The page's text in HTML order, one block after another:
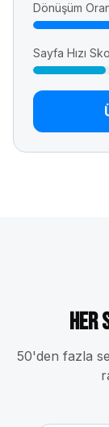
Dönüşüm
Sayfa Hızı
Her
50'den fazla